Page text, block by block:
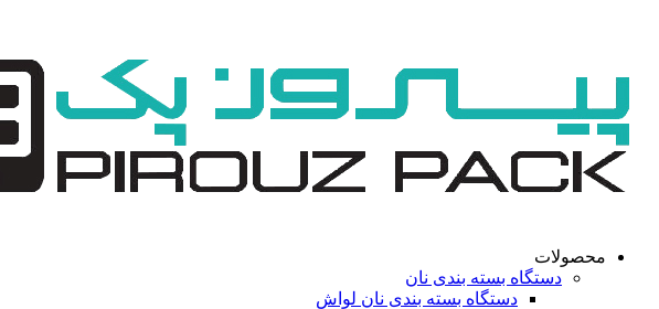
محصولات
دستگاه بسته بندی نان
دستگاه بسته بندی نان لواش